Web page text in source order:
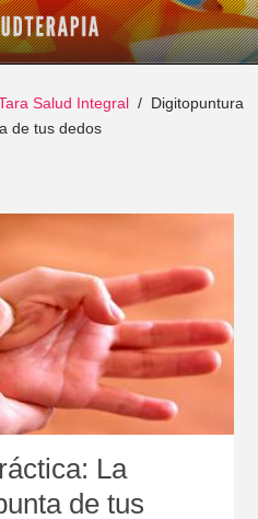
Salud Integral
Digitopuntura
de tus dedos
La
de tus